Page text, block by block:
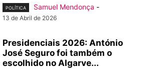
POLÍTICA Samuel Mendonça -
13 de Abril de 2026
Presidenciais 2026: António
José Seguro foi também o
escolhido no Algarve...